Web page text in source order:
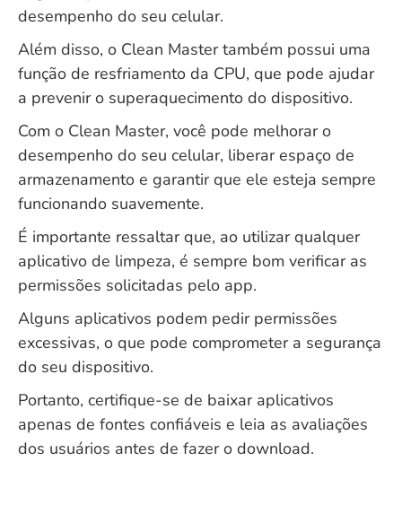
desempenho do seu celular.
Além disso, o Clean Master também possui uma
função de resfriamento da CPU, que pode ajudar
a prevenir o superaquecimento do dispositivo.
Com o Clean Master, você pode melhorar o
desempenho do seu celular, liberar espaço de
armazenamento e garantir que ele esteja sempre
funcionando suavemente.
É importante ressaltar que, ao utilizar qualquer
aplicativo de limpeza, é sempre bom verificar as
permissões solicitadas pelo app.
Alguns aplicativos podem pedir permissões
excessivas, o que pode comprometer a segurança
do seu dispositivo.
Portanto, certifique-se de baixar aplicativos
apenas de fontes confiáveis e leia as avaliações
dos usuários antes de fazer o download.